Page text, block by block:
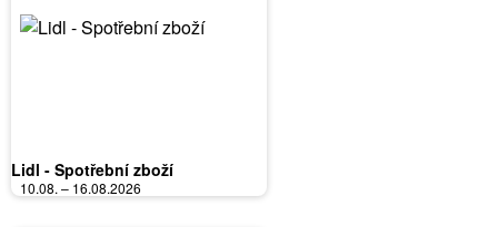
Lidl - Spotřební zboží
10.08. – 16.08.2026